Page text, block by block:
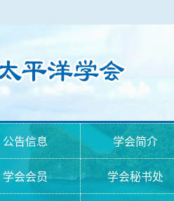
公告信息 学会简介
学会会员 学会秘书处